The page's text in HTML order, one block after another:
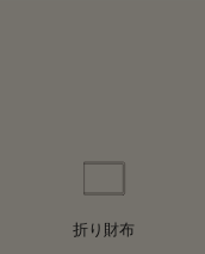
折り財布